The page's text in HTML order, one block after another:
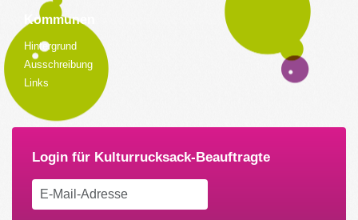
Kommunen
Hintergrund
Ausschreibung
Links